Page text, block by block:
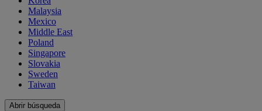
Malaysia
Mexico
Middle East
Poland
Singapore
Slovakia
Sweden
Taiwan
Abrir búsqueda